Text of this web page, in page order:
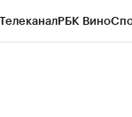
ТелеканалРБК Вино